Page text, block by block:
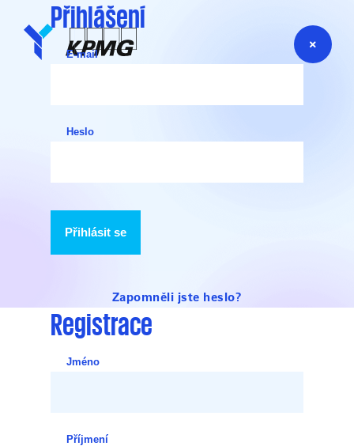
Přihlášení
E-mail
Heslo
Přihlásit se
Zapomněli jste heslo?
Registrace
Jméno
Příjmení